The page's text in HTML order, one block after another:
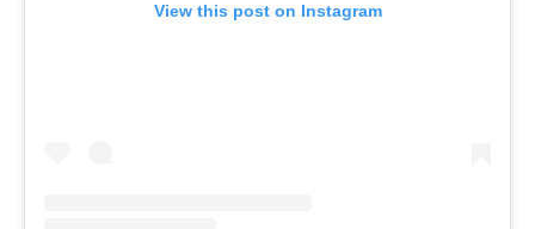
View this post on Instagram